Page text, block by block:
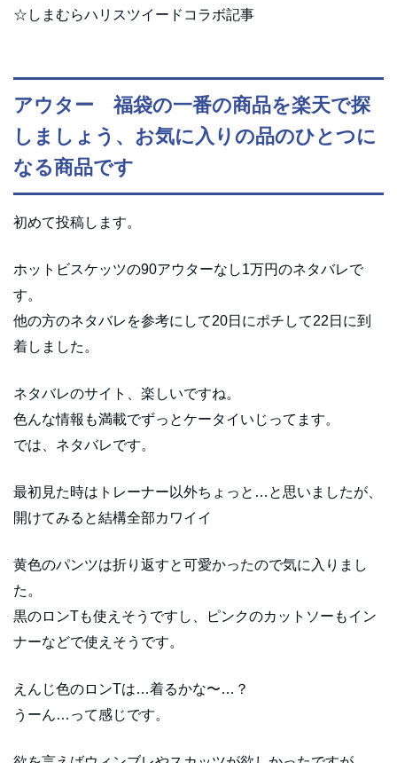
☆しまむらハリスツイードコラボ記事
アウター 福袋の一番の商品を楽天で探
しましょう、お気に入りの品のひとつに
なる商品です
初めて投稿します。
ホットビスケッツの90アウターなし1万円のネタバレで
す。
他の方のネタバレを参考にして20日にポチして22日に到
着しました。
ネタバレのサイト、楽しいですね。
色んな情報も満載でずっとケータイいじってます。
では、ネタバレです。
最初見た時はトレーナー以外ちょっと…と思いましたが、
開けてみると結構全部カワイイ
黄色のパンツは折り返すと可愛かったので気に入りまし
た。
黒のロンTも使えそうですし、ピンクのカットソーもイン
ナーなどで使えそうです。
えんじ色のロンTは…着るかな〜…？
うーん…って感じです。